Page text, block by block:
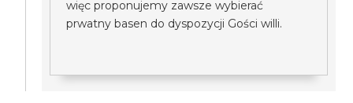
więc proponujemy zawsze wybierać
prwatny basen do dyspozycji Gości willi.